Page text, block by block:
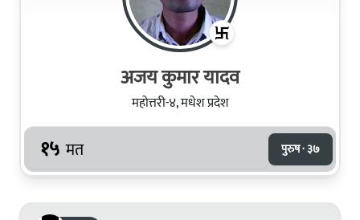
अजय कुमार यादव
महोत्तरी-४, मधेश प्रदेश
१५ मत पुरुष · ३७